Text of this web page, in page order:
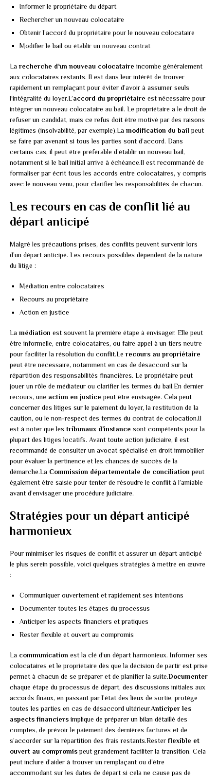
Informer le propriétaire du départ
Rechercher un nouveau colocataire
Obtenir l’accord du propriétaire pour le nouveau colocataire
Modifier le bail ou établir un nouveau contrat
La recherche d’un nouveau colocataire incombe généralement
aux colocataires restants. Il est dans leur intérêt de trouver
rapidement un remplaçant pour éviter d’avoir à assumer seuls
l’intégralité du loyer.L’accord du propriétaire est nécessaire pour
intégrer un nouveau colocataire au bail. Le propriétaire a le droit de
refuser un candidat, mais ce refus doit être motivé par des raisons
légitimes (insolvabilité, par exemple).La modification du bail peut
se faire par avenant si tous les parties sont d’accord. Dans
certains cas, il peut être préférable d’établir un nouveau bail,
notamment si le bail initial arrive à échéance.Il est recommandé de
formaliser par écrit tous les accords entre colocataires, y compris
avec le nouveau venu, pour clarifier les responsabilités de chacun.
Les recours en cas de conflit lié au
départ anticipé
Malgré les précautions prises, des conflits peuvent survenir lors
d’un départ anticipé. Les recours possibles dépendent de la nature
du litige :
Médiation entre colocataires
Recours au propriétaire
Action en justice
La médiation est souvent la première étape à envisager. Elle peut
être informelle, entre colocataires, ou faire appel à un tiers neutre
pour faciliter la résolution du conflit.Le recours au propriétaire
peut être nécessaire, notamment en cas de désaccord sur la
répartition des responsabilités financières. Le propriétaire peut
jouer un rôle de médiateur ou clarifier les termes du bail.En dernier
recours, une action en justice peut être envisagée. Cela peut
concerner des litiges sur le paiement du loyer, la restitution de la
caution, ou le non-respect des termes du contrat de colocation.Il
est à noter que les tribunaux d’instance sont compétents pour la
plupart des litiges locatifs. Avant toute action judiciaire, il est
recommandé de consulter un avocat spécialisé en droit immobilier
pour évaluer la pertinence et les chances de succès de la
démarche.La Commission départementale de conciliation peut
également être saisie pour tenter de résoudre le conflit à l’amiable
avant d’envisager une procédure judiciaire.
Stratégies pour un départ anticipé
harmonieux
Pour minimiser les risques de conflit et assurer un départ anticipé
le plus serein possible, voici quelques stratégies à mettre en œuvre
:
Communiquer ouvertement et rapidement ses intentions
Documenter toutes les étapes du processus
Anticiper les aspects financiers et pratiques
Rester flexible et ouvert au compromis
La communication est la clé d’un départ harmonieux. Informer ses
colocataires et le propriétaire dès que la décision de partir est prise
permet à chacun de se préparer et de planifier la suite.Documenter
chaque étape du processus de départ, des discussions initiales aux
accords finaux, en passant par l’état des lieux de sortie, protège
toutes les parties en cas de désaccord ultérieur.Anticiper les
aspects financiers implique de préparer un bilan détaillé des
comptes, de prévoir le paiement des dernières factures et de
s’accorder sur la répartition des frais restants.Rester flexible et
ouvert au compromispeut grandement faciliter la transition. Cela
peut inclure d’aider à trouver un remplaçant ou d’être
accommodant sur les dates de départ si cela ne cause pas de